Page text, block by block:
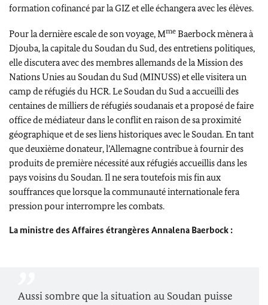
formation cofinancé par la GIZ et elle échangera avec les élèves.
Pour la dernière escale de son voyage, MmeBaerbockmènera à
Djouba, la capitale du Soudan du Sud, des entretiens politiques,
elle discutera avec des membres allemands de la Mission des
Nations Unies au Soudan du Sud (MINUSS) et elle visitera un
camp de réfugiés du HCR. Le Soudan du Sud a accueilli des
centaines de milliers de réfugiés soudanais et a proposé de faire
office de médiateur dans le conflit en raison de sa proximité
géographique et de ses liens historiques avec le Soudan. En tant
que deuxième donateur, l’Allemagne contribue à fournir des
produits de première nécessité aux réfugiés accueillis dans les
pays voisins du Soudan. Il ne sera toutefois mis fin aux
souffrances que lorsque la communauté internationale fera
pression pour interrompre les combats.
La ministre des Affaires étrangères Annalena Baerbock :
Aussi sombre que la situation au Soudan puisse